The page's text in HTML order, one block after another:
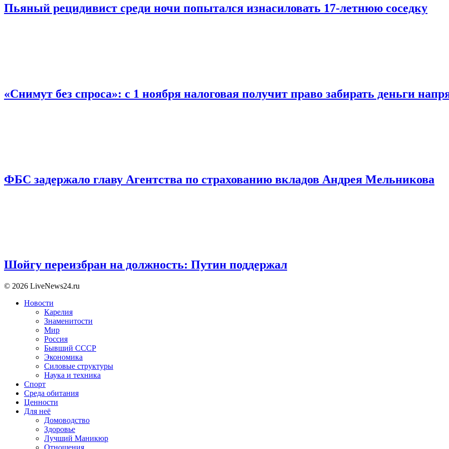
Пьяный рецидивист среди ночи попытался изнасиловать 17-летнюю соседку
«Снимут без спроса»: с 1 ноября налоговая получит право забирать деньги
ФБС задержало главу Агентства по страхованию вкладов Андрея Мельникова
Шойгу переизбран на должность: Путин поддержал
© 2026 LiveNews24.ru
Новости
Карелия
Знаменитости
Мир
Россия
Бывший СССР
Экономика
Силовые структуры
Наука и техника
Спорт
Среда обитания
Ценности
Для неё
Домоводство
Здоровье
Лучший Маникюр